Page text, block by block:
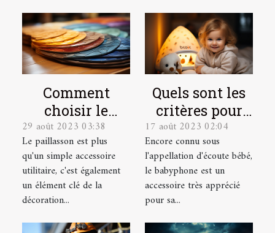
Comment
choisir le
paillasson sur
mesure parfait
pour votre
intérieur et
extérieur
29 août 2023 03:38
Le paillasson est plus
qu'un simple accessoire
utilitaire, c'est également
un élément clé de la
décoration...
Quels sont les
critères pour
choisir le
meilleur
babyphone
vidéo ?
17 août 2023 02:04
Encore connu sous
l'appellation d'écoute bébé,
le babyphone est un
accessoire très apprécié
pour sa...